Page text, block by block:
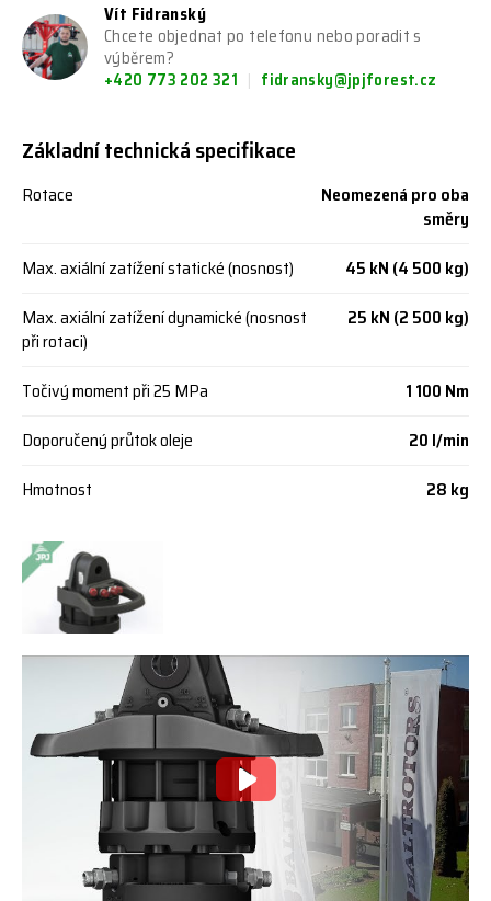
Vít Fidranský
Chcete objednat po telefonu nebo poradit s
výběrem?
+420 773 202 321
fidransky@jpjforest.cz
Základní technická specifikace
Rotace
Neomezená pro oba
směry
Max. axiální zatížení statické (nosnost)
45 kN (4 500 kg)
Max. axiální zatížení dynamické (nosnost
při rotaci)
25 kN (2 500 kg)
Točivý moment při 25 MPa
1 100 Nm
Doporučený průtok oleje
20 l/min
Hmotnost
28 kg